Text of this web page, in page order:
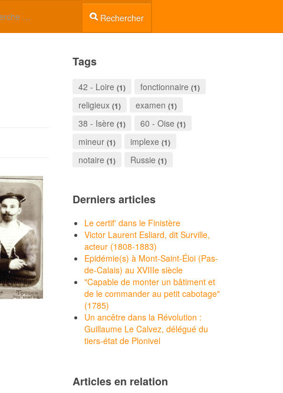
Rechercher
RESSOURCES
Tags
42 - Loire (1) fonctionnaire (1)
religieux (1) examen (1)
38 - Isère (1) 60 - Oise (1)
mineur (1) implexe (1)
notaire (1) Russie (1)
Derniers articles
Le certif' dans le Finistère
Victor Laurent Esliard, dit Surville,
acteur (1808-1883)
Epidémie(s) à Mont-Saint-Éloi (Pas-
de-Calais) au XVIIIe siècle
"Capable de monter un bâtiment et
de le commander au petit cabotage"
(1785)
Un ancêtre dans la Révolution :
Guillaume Le Calvez, délégué du
tiers-état de Plonivel
Articles en relation